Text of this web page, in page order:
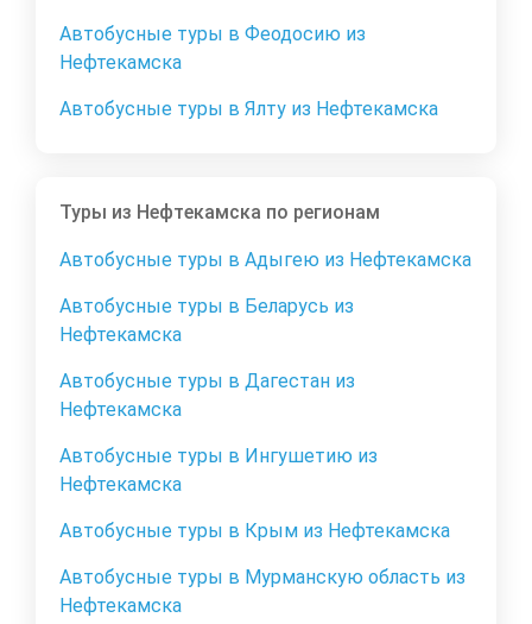
Автобусные туры в Феодосию из
Нефтекамска
Автобусные туры в Ялту из Нефтекамска
Туры из Нефтекамска по регионам
Автобусные туры в Адыгею из Нефтекамска
Автобусные туры в Беларусь из
Нефтекамска
Автобусные туры в Дагестан из
Нефтекамска
Автобусные туры в Ингушетию из
Нефтекамска
Автобусные туры в Крым из Нефтекамска
Автобусные туры в Мурманскую область из
Нефтекамска